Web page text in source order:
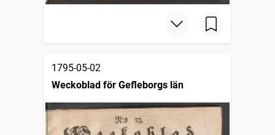
1795-05-02
Weckoblad för Gefleborgs län